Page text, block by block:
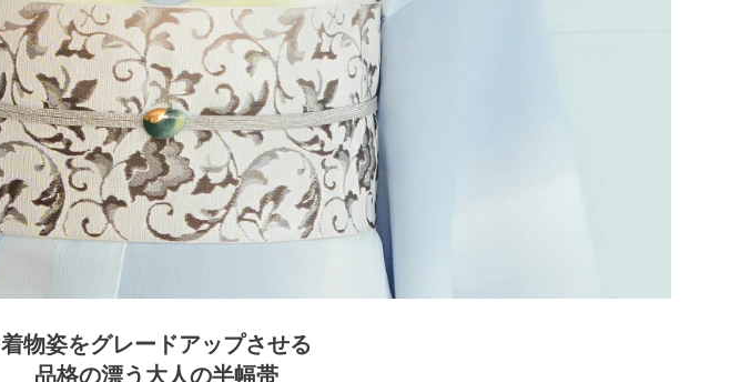
着物姿をグレードアップさせる
品格の漂う大人の半幅帯